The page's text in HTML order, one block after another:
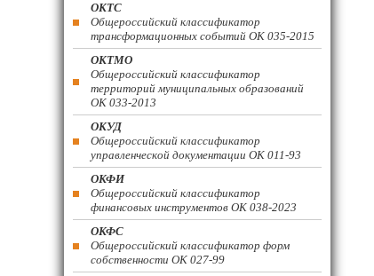
ОКТС
Общероссийский классификатор
трансформационных событий ОК 035-2015
ОКТМО
Общероссийский классификатор
территорий муниципальных образований
ОК 033-2013
ОКУД
Общероссийский классификатор
управленческой документации ОК 011-93
ОКФИ
Общероссийский классификатор
финансовых инструментов OK 038-2023
ОКФС
Общероссийский классификатор форм
собственности ОК 027-99